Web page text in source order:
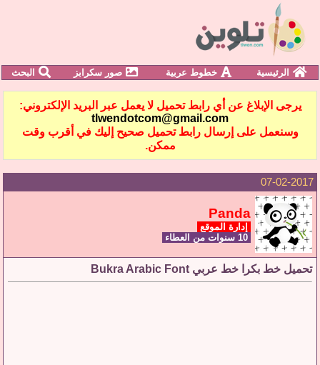
الرئيسية خطوط عربية صور سكرابز البحث
يرجى الإبلاغ عن أي رابط تحميل لا يعمل عبر البريد الإلكتروني:
tlwendotcom@gmail.com
وسنعمل على إرسال رابط تحميل صحيح إليك في أقرب وقت
ممكن.
07-02-2017
Panda
إدارة الموقع
تحميل خط بكرا خط عربي Bukra Arabic Font